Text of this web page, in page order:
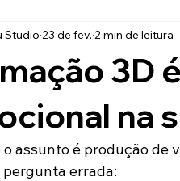
3D
na
Studio 23 de fev. 2 min de leitura
assunto é produção de
pergunta errada: